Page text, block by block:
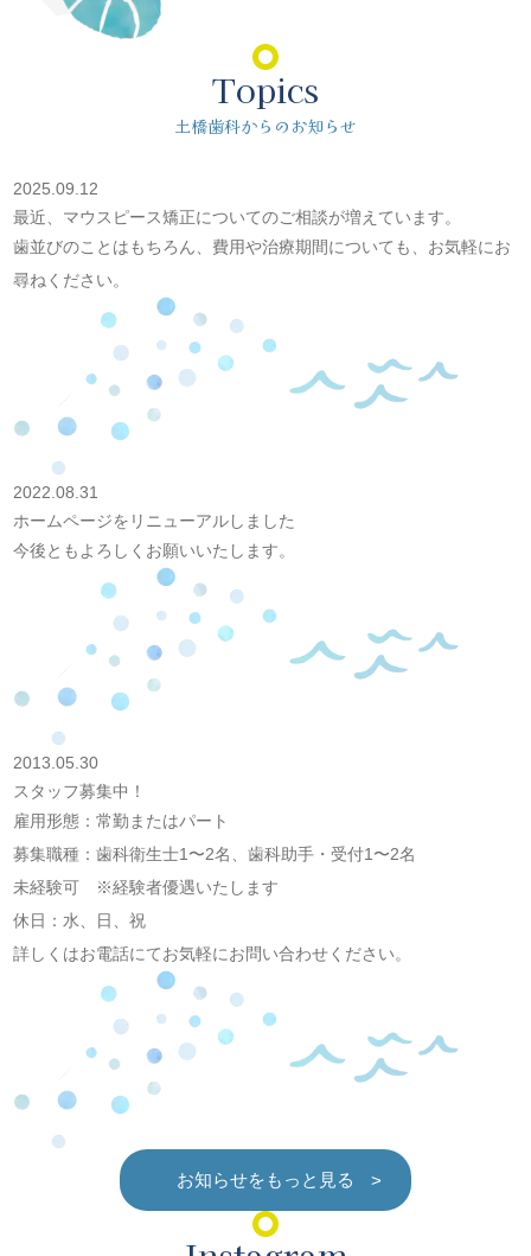
Topics
土橋歯科からのお知らせ
2025.09.12
最近、マウスピース矯正についてのご相談が増えています。
歯並びのことはもちろん、費用や治療期間についても、お気軽にお
尋ねください。
2022.08.31
ホームページをリニューアルしました
今後ともよろしくお願いいたします。
2013.05.30
スタッフ募集中！
雇用形態：常勤またはパート
募集職種：歯科衛生士1〜2名、歯科助手・受付1〜2名
未経験可 ※経験者優遇いたします
休日：水、日、祝
詳しくはお電話にてお気軽にお問い合わせください。
お知らせをもっと見る